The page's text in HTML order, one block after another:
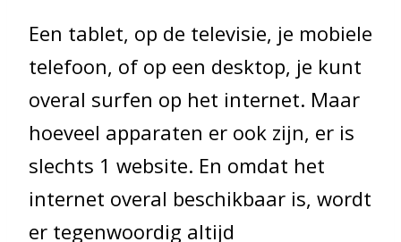
Een tablet, op de televisie, je mobiele
telefoon, of op een desktop, je kunt
overal surfen op het internet. Maar
hoeveel apparaten er ook zijn, er is
slechts 1 website. En omdat het
internet overal beschikbaar is, wordt
er tegenwoordig altijd